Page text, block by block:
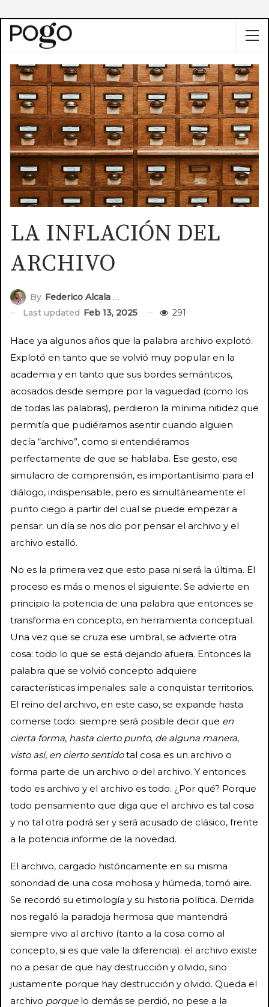
LA INFLACIÓN DEL
ARCHIVO
By Federico Alcala Riff
Last updated Feb 13, 2025 291
Hace ya algunos años que la palabra archivo explotó.
Explotó en tanto que se volvió muy popular en la
academia y en tanto que sus bordes semánticos,
acosados desde siempre por la vaguedad (como los
de todas las palabras), perdieron la mínima nitidez que
permitía que pudiéramos asentir cuando alguien
decía “archivo”, como si entendiéramos
perfectamente de que se hablaba. Ese gesto, ese
simulacro de comprensión, es importantísimo para el
diálogo, indispensable, pero es simultáneamente el
punto ciego a partir del cual se puede empezar a
pensar: un día se nos dio por pensar el archivo y el
archivo estalló.
No es la primera vez que esto pasa ni será la última. El
proceso es más o menos el siguiente. Se advierte en
principio la potencia de una palabra que entonces se
transforma en concepto, en herramienta conceptual.
Una vez que se cruza ese umbral, se advierte otra
cosa: todo lo que se está dejando afuera. Entonces la
palabra que se volvió concepto adquiere
características imperiales: sale a conquistar territorios.
El reino del archivo, en este caso, se expande hasta
comerse todo: siempre será posible decir que en
cierta forma, hasta cierto punto, de alguna manera,
visto así, en cierto sentidotal cosa es un archivo o
forma parte de un archivo o del archivo. Y entonces
todo es archivo y el archivo es todo. ¿Por qué? Porque
todo pensamiento que diga que el archivo es tal cosa
y no tal otra podrá ser y será acusado de clásico, frente
a la potencia informe de la novedad.
El archivo, cargado históricamente en su misma
sonoridad de una cosa mohosa y húmeda, tomó aire.
Se recordó su etimología y su historia política. Derrida
nos regaló la paradoja hermosa que mantendrá
siempre vivo al archivo (tanto a la cosa como al
concepto, si es que vale la diferencia): el archivo existe
no a pesar de que hay destrucción y olvido, sino
justamente porque hay destrucción y olvido. Queda el
archivo porquelo demás se perdió, no pese a la